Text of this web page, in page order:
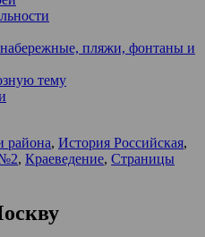
пляжи, фонтаны и
тему
района, История Российская,
№2, Краеведение, Страницы